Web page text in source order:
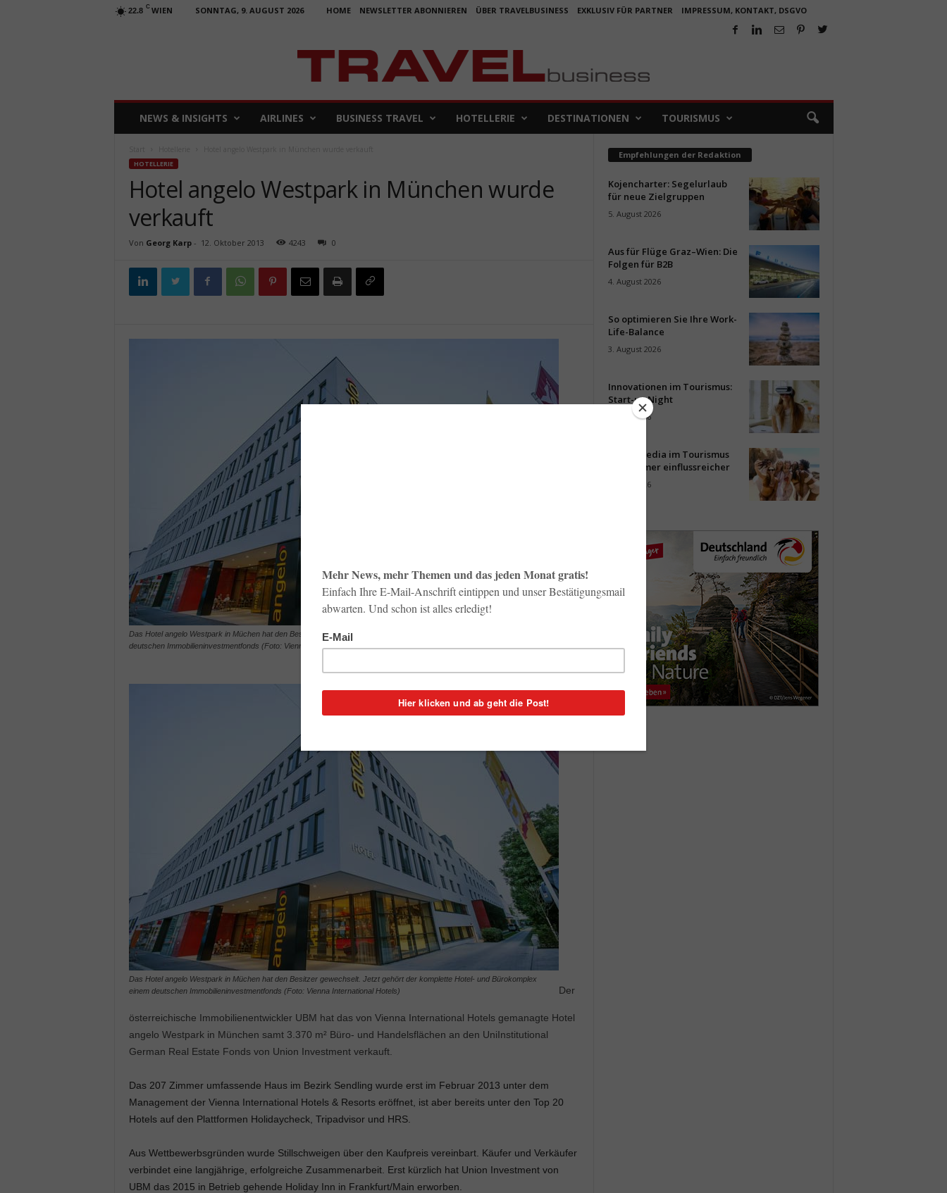
22.8 C WIEN SONNTAG, 9. AUGUST 2026 HOME NEWSLETTER ABONNIEREN ÜBER TRAVELBUSINESS EXKLUSIV FÜR PARTNER IMPRESSUM, KONTAKT, DSGVO
A
NEWS & INSIGHTS AIRLINES BUSINESS TRAVEL HOTELLERIE DESTINATIONEN TOURISMUS
HOTELLERIE
Hotel angelo Westpark in München wurde
verkauft
Von Georg Karp- 12. Oktober 2013 4243 0
Das Hotel angelo Westpark in Müchen hat den Besitzer gewechselt. Jetzt gehört der komplette Hotel- und Bürokomplex einem
deutschen Immobilieninvestmentfonds (Foto: Vienna International Hotels)
Das Hotel angelo Westpark in Müchen hat den Besitzer gewechselt. Jetzt gehört der komplette Hotel- und Bürokomplex
einem deutschen Immobilieninvestmentfonds (Foto: Vienna International Hotels)
Der
österreichische Immobilienentwickler UBM hat das von Vienna International Hotels gemanagte Hotel
angelo Westpark in München samt 3.370 m² Büro- und Handelsflächen an den UniInstitutional
German Real Estate Fonds von Union Investment verkauft.
Das 207 Zimmer umfassende Haus im Bezirk Sendling wurde erst im Februar 2013 unter dem
Management der Vienna International Hotels & Resorts eröffnet, ist aber bereits unter den Top 20
Hotels auf den Plattformen Holidaycheck, Tripadvisor und HRS.
Aus Wettbewerbsgründen wurde Stillschweigen über den Kaufpreis vereinbart. Käufer und Verkäufer
verbindet eine langjährige, erfolgreiche Zusammenarbeit. Erst kürzlich hat Union Investment von
UBM das 2015 in Betrieb gehende Holiday Inn in Frankfurt/Main erworben.
Empfehlungen der Redaktion
Kojencharter: Segelurlaub
für neue Zielgruppen
5. August 2026
Aus für Flüge Graz–Wien: Die
Folgen für B2B
4. August 2026
So optimieren Sie Ihre Work-
Life-Balance
3. August 2026
Innovationen im Tourismus:
Start-up Night
31. Juli 2026
Social Media im Tourismus
wird immer einflussreicher
30. Juli 2026